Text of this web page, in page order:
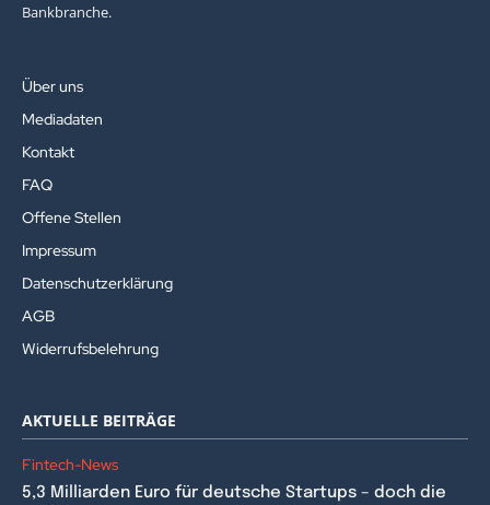
Bankbranche.
Über uns
Mediadaten
Kontakt
FAQ
Offene Stellen
Impressum
Datenschutzerklärung
AGB
Widerrufsbelehrung
AKTUELLE BEITRÄGE
Fintech-News
5,3 Milliarden Euro für deutsche Startups – doch die